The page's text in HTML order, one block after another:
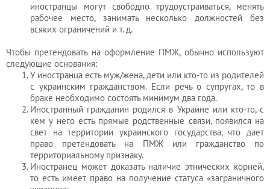
иностранцы могут свободно трудоустраиваться, менять
рабочее место, занимать несколько должностей без
всяких ограничений и т. д.
Чтобы претендовать на оформление ПМЖ, обычно используют
следующие основания:
У иностранца есть муж/жена, дети или кто-то из родителей
с украинским гражданством. Если речь о супругах, то в
браке необходимо состоять минимум два года.
Иностранный гражданин родился в Украине или кто-то, с
кем у него есть прямые родственные связи, появился на
свет на территории украинского государства, что дает
право претендовать на ПМЖ или гражданство по
территориальному признаку.
Иностранец может доказать наличие этнических корней,
то есть имеет право на получение статуса «заграничного